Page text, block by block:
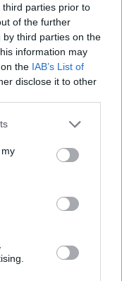
parties prior to
of the further
third parties on the
information may
the IAB’s List of
disclose it to other
or more Google
You may click to
third-party tags to
in below Google
έρευνας
με 6
κουτί με 32